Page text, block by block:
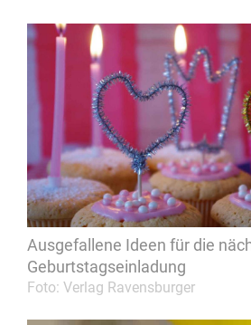
Ausgefallene Ideen für die
Geburtstagseinladung
Foto: Verlag Ravensburger